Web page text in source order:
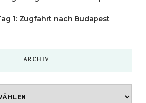
1: Zugfahrt nach Budapest
ARCHIV